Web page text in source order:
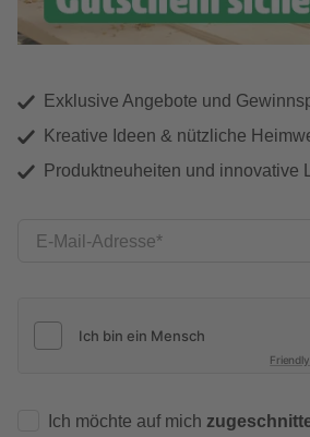
Exklusive Angebote und
Kreative Ideen & nützliche
Produktneuheiten und innovative
E-Mail-Adresse
Ich möchte auf mich